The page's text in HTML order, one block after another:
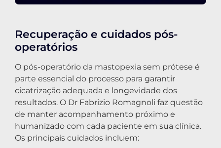
Recuperação e cuidados pós-
operatórios
O pós-operatório da mastopexia sem prótese é
parte essencial do processo para garantir
cicatrização adequada e longevidade dos
resultados. O Dr Fabrizio Romagnoli faz questão
de manter acompanhamento próximo e
humanizado com cada paciente em sua clínica.
Os principais cuidados incluem: